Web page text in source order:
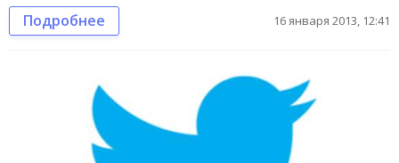
Подробнее 16 января 2013, 12:41